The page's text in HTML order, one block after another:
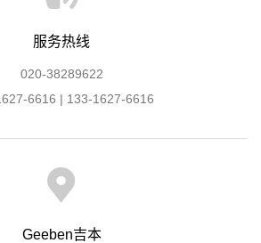
服务热线
020-38289622
6616 | 133-1627-6616
Geeben吉本